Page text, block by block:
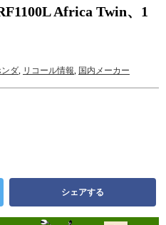
Africa Twin、1
ダ, リコール情報, 国内メーカー
シェアする